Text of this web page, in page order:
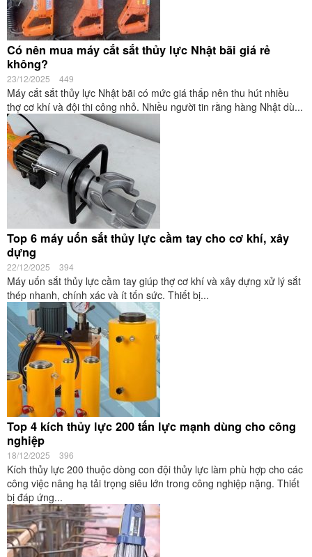
Có nên mua máy cắt sắt thủy lực Nhật bãi giá rẻ
không?
23/12/2025 449
Máy cắt sắt thủy lực Nhật bãi có mức giá thấp nên thu hút nhiều
thợ cơ khí và đội thi công nhỏ. Nhiều người tin rằng hàng Nhật dù...
Top 6 máy uốn sắt thủy lực cầm tay cho cơ khí, xây
dựng
22/12/2025 394
Máy uốn sắt thủy lực cầm tay giúp thợ cơ khí và xây dựng xử lý sắt
thép nhanh, chính xác và ít tốn sức. Thiết bị...
Top 4 kích thủy lực 200 tấn lực mạnh dùng cho công
nghiệp
18/12/2025 396
Kích thủy lực 200 thuộc dòng con đội thủy lực làm phù hợp cho các
công việc nâng hạ tải trọng siêu lớn trong công nghiệp nặng. Thiết
bị đáp ứng...